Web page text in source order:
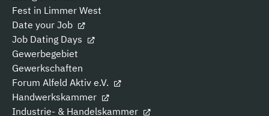
Fest in Limmer West
Date your Job
Job Dating Days
Gewerbegebiet
Gewerkschaften
Forum Alfeld Aktiv e.V.
Handwerkskammer
Industrie- & Handelskammer